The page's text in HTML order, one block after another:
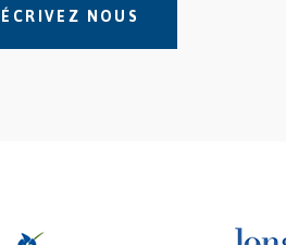
ÉCRIVEZ NOUS